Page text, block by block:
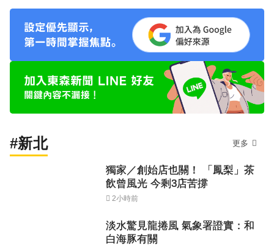
#新北 更多
獨家／創始店也關！ 「鳳梨」茶
飲曾風光 今剩3店苦撐
2小時前
淡水驚見龍捲風 氣象署證實：和
白海豚有關